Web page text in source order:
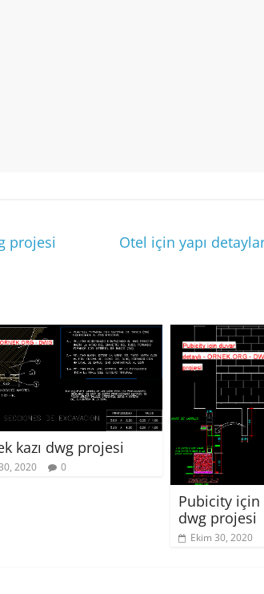
projesi Otel için yapı
kazı dwg projesi
2020 0
Pubicity için
dwg projesi
Ekim 30, 2020